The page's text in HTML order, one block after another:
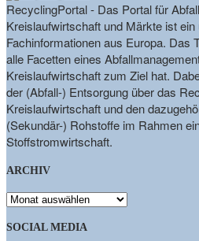
RecyclingPortal - Das Portal für
Kreislaufwirtschaft und Märkte ist
Fachinformationen aus Europa. Das
alle Facetten eines
Kreislaufwirtschaft zum Ziel hat.
der (Abfall-) Entsorgung über das
Kreislaufwirtschaft und den
(Sekundär-) Rohstoffe im Rahmen
Stoffstromwirtschaft.
ARCHIV
ARCHIV
SOCIAL MEDIA